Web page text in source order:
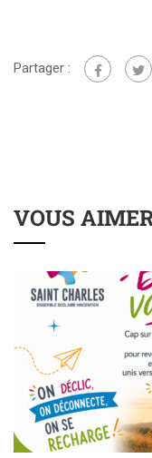
Partager :
VOUS